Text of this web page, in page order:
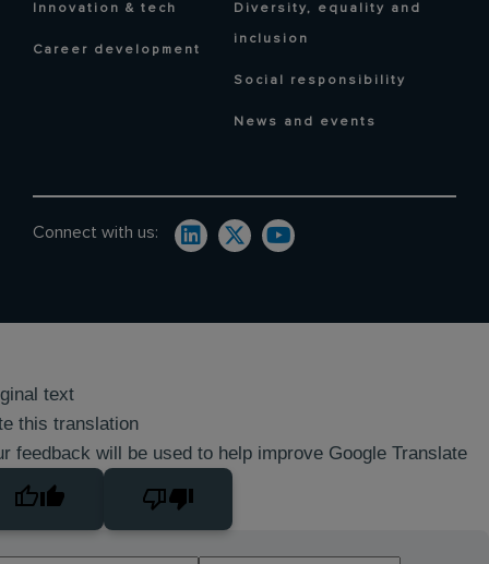
Innovation & tech
Career development
Diversity, equality and
inclusion
Social responsibility
News and events
Connect with us:
text
this translation
feedback will be used to help improve Google Translate